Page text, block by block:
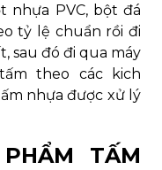
nhựa PVC, bột đá
tỷ lệ chuẩn rồi đi
sau đó đi qua máy
theo các kich
nhựa được xử lý
TẤM